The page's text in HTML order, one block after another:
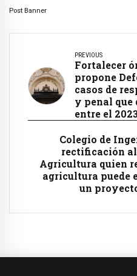
Post Banner
PREVIOUS
Fortalecer
propone
casos de
y penal que
entre el
Colegio de
rectificación
Agricultura quien
agricultura puede
un